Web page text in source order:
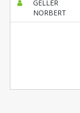
GELLER
NORBERT